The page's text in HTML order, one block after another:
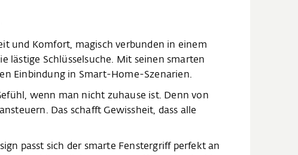
und Komfort, magisch verbunden in einem
lästige Schlüsselsuche. Mit seinen smarten
Einbindung in Smart-Home-Szenarien.
wenn man nicht zuhause ist. Denn von
Das schafft Gewissheit, dass alle
passt sich der smarte Fenstergriff perfekt an